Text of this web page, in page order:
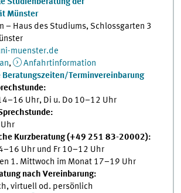
Münster
– Haus des Studiums, Schlossgarten 3
muenster.de
,
Anfahrtinformation
Beratungszeiten/Terminvereinbarung
Uhr, Di u. Do 10–12 Uhr
Kurzberatung (+49 251 83-20002):
Uhr und Fr 10–12 Uhr
1. Mittwoch im Monat 17–19 Uhr
nach Vereinbarung:
virtuell od. persönlich